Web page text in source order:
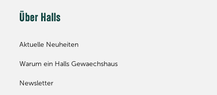
Über Halls
Aktuelle Neuheiten
Warum ein Halls Gewaechshaus
Newsletter